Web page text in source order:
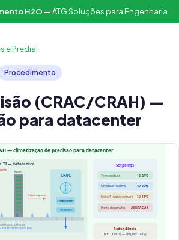
H2O — ATG Soluções para Engenharia
e Predial
Procedimento
(CRAC/CRAH) —
para datacenter